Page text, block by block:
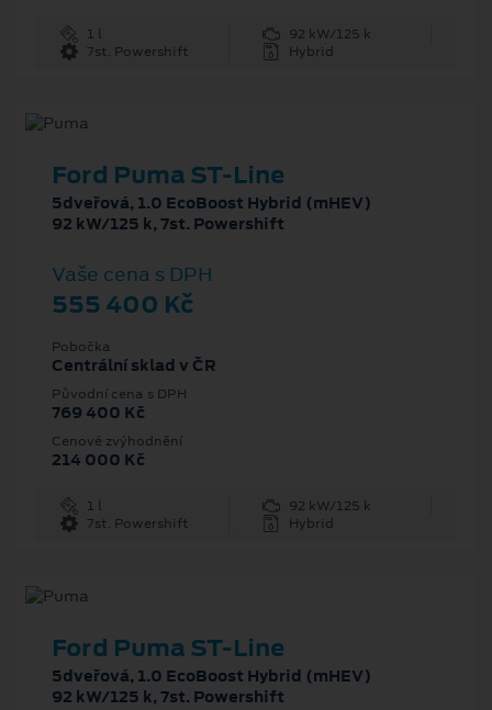
1 l
92 kW/125 k
7st. Powershift
Hybrid
Ford Puma ST-Line
5dveřová, 1.0 EcoBoost Hybrid (mHEV)
92 kW/125 k, 7st. Powershift
Vaše cena s DPH
555 400 Kč
Pobočka
Centrální sklad v ČR
Původní cena s DPH
769 400 Kč
Cenové zvýhodnění
214 000 Kč
1 l
92 kW/125 k
7st. Powershift
Hybrid
Ford Puma ST-Line
5dveřová, 1.0 EcoBoost Hybrid (mHEV)
92 kW/125 k, 7st. Powershift